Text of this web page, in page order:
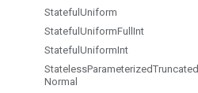
Stateful Uniform
Stateful UniformFull Int
Stateful UniformInt
StatelessParameterizedTruncated
Normal